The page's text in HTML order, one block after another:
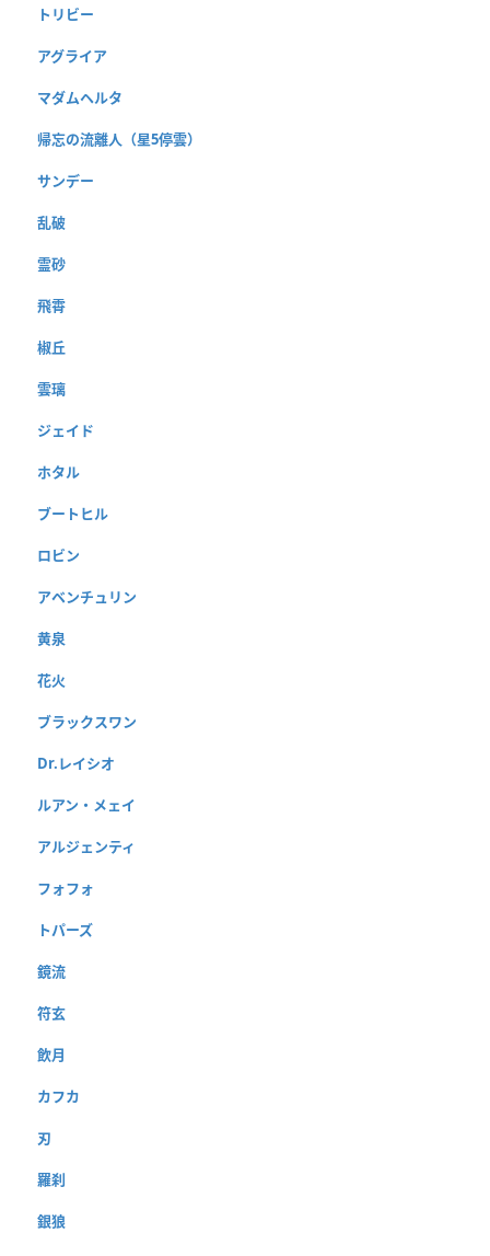
トリビー
アグライア
マダムヘルタ
帰忘の流離人（星5停雲）
サンデー
乱破
霊砂
飛霄
椒丘
雲璃
ジェイド
ホタル
ブートヒル
ロビン
アベンチュリン
黄泉
花火
ブラックスワン
Dr.レイシオ
ルアン・メェイ
アルジェンティ
フォフォ
トパーズ
鏡流
符玄
飲月
カフカ
刃
羅刹
銀狼